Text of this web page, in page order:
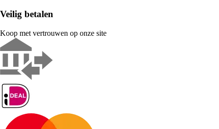
Veilig betalen
Koop met vertrouwen op onze site